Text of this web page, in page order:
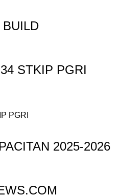
STKIP PGRI
PGRI
2025-2026